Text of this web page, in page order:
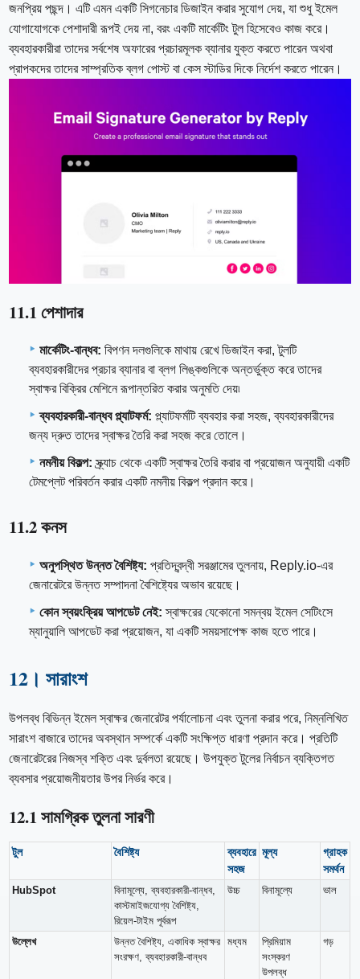
জনপ্রিয় পছন্দ। এটি এমন একটি সিগনেচার ডিজাইন করার সুযোগ দেয়, যা শুধু ইমেল
যোগাযোগকে পেশাদারী রূপই দেয় না, বরং একটি মার্কেটিং টুল হিসেবেও কাজ করে।
ব্যবহারকারীরা তাদের সর্বশেষ অফারের প্রচারমূলক ব্যানার যুক্ত করতে পারেন অথবা
প্রাপকদের তাদের সাম্প্রতিক ব্লগ পোস্ট বা কেস স্টাডির দিকে নির্দেশ করতে পারেন।
11.1 পেশাদার
মার্কেটিং-বান্ধব: বিপণন দলগুলিকে মাথায় রেখে ডিজাইন করা, টুলটি
ব্যবহারকারীদের প্রচার ব্যানার বা ব্লগ লিঙ্কগুলিকে অন্তর্ভুক্ত করে তাদের
স্বাক্ষর বিক্রির মেশিনে রূপান্তরিত করার অনুমতি দেয়৷
ব্যবহারকারী-বান্ধব প্ল্যাটফর্ম: প্ল্যাটফর্মটি ব্যবহার করা সহজ, ব্যবহারকারীদের
জন্য দ্রুত তাদের স্বাক্ষর তৈরি করা সহজ করে তোলে।
নমনীয় বিকল্প: স্ক্র্যাচ থেকে একটি স্বাক্ষর তৈরি করার বা প্রয়োজন অনুযায়ী একটি
টেমপ্লেট পরিবর্তন করার একটি নমনীয় বিকল্প প্রদান করে।
11.2 কনস
অনুপস্থিত উন্নত বৈশিষ্ট্য: প্রতিদ্বন্দ্বী সরঞ্জামের তুলনায়, Reply.io-এর
জেনারেটরে উন্নত সম্পাদনা বৈশিষ্ট্যের অভাব রয়েছে।
কোন স্বয়ংক্রিয় আপডেট নেই: স্বাক্ষরের যেকোনো সমন্বয় ইমেল সেটিংসে
ম্যানুয়ালি আপডেট করা প্রয়োজন, যা একটি সময়সাপেক্ষ কাজ হতে পারে।
12। সারাংশ
উপলব্ধ বিভিন্ন ইমেল স্বাক্ষর জেনারেটর পর্যালোচনা এবং তুলনা করার পরে, নিম্নলিখিত
সারাংশ বাজারে তাদের অবস্থান সম্পর্কে একটি সংক্ষিপ্ত ধারণা প্রদান করে। প্রতিটি
জেনারেটরের নিজস্ব শক্তি এবং দুর্বলতা রয়েছে। উপযুক্ত টুলের নির্বাচন ব্যক্তিগত
ব্যবসার প্রয়োজনীয়তার উপর নির্ভর করে।
12.1 সামগ্রিক তুলনা সারণী
টুল বৈশিষ্ট্য
ব্যবহারে
সহজ
মূল্য
গ্রাহক
সমর্থন
HubSpot
বিনামূল্যে, ব্যবহারকারী-বান্ধব,
কাস্টমাইজযোগ্য বৈশিষ্ট্য,
রিয়েল-টাইম পূর্বরূপ
উচ্চ বিনামূল্যে ভাল
উল্লেখ
উন্নত বৈশিষ্ট্য, একাধিক স্বাক্ষর
সংরক্ষণ, ব্যবহারকারী-বান্ধব
মধ্যম
প্রিমিয়াম
সংস্করণ
উপলব্ধ
গড়